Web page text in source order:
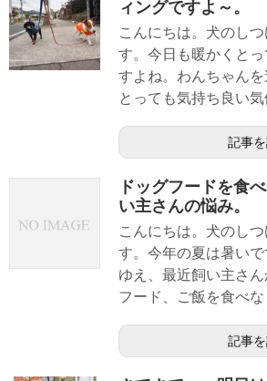
ィングですよ～。
こんにちは。犬のし
す。今日も暖かくと
すよね。わんちゃん
とっても気持ち良い
記事
ドッグフードを食
い主さんの悩み。
こんにちは。犬のし
す。今年の夏は暑い
ゆえ、最近飼い主さ
フード、ご飯を食べ
記事